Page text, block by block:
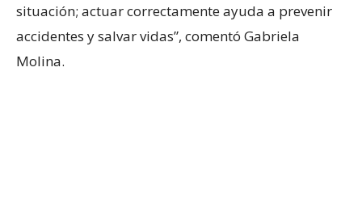
situación; actuar correctamente ayuda a prevenir
accidentes y salvar vidas”, comentó Gabriela
Molina.